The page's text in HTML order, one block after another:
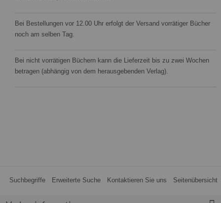
Bei Bestellungen vor 12.00 Uhr erfolgt der Versand vorrätiger Bücher
noch am selben Tag.
Bei nicht vorrätigen Büchern kann die Lieferzeit bis zu zwei Wochen
betragen (abhängig von dem herausgebenden Verlag).
Suchbegriffe Erweiterte Suche Kontaktieren Sie uns Seitenübersicht